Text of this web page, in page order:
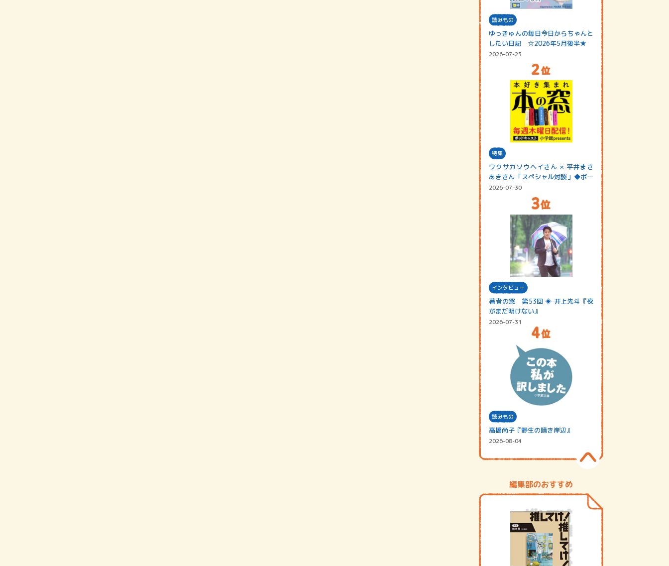
読みもの
ゆっきゅんの毎日今日からちゃんと
したい日記 ☆2026年5月後半★
2026-07-23
特集
ワクサカソウヘイさん × 平井まさ
あきさん「スペシャル対談」◆ポッ
ドキャスト…
2026-07-30
インタビュー
著者の窓 第53回 ◈ 井上先斗『夜
がまだ明けない』
2026-07-31
読みもの
高橋尚子『野生の暗き岸辺』
2026-08-04
編集部のおすすめ